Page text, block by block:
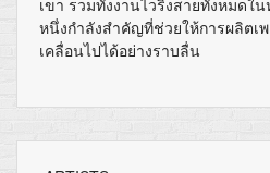
เขา รวมทั้งงานไวริ่งสายทั้งหมดใ
หนึ่งกำลังสำคัญที่ช่วยให้การผลิตเ
เคลื่อนไปได้อย่างราบลื่น